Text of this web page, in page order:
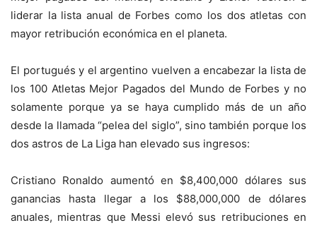
liderar la lista anual de Forbes como los dos atletas con
mayor retribución económica en el planeta.
El portugués y el argentino vuelven a encabezar la lista de
los 100 Atletas Mejor Pagados del Mundo de Forbes y no
solamente porque ya se haya cumplido más de un año
desde la llamada “pelea del siglo”, sino también porque los
dos astros de La Liga han elevado sus ingresos:
Cristiano Ronaldo aumentó en $8,400,000 dólares sus
ganancias hasta llegar a los $88,000,000 de dólares
anuales, mientras que Messi elevó sus retribuciones en